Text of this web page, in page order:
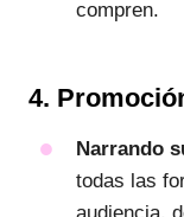
compren.
4.
Narrando
todas las